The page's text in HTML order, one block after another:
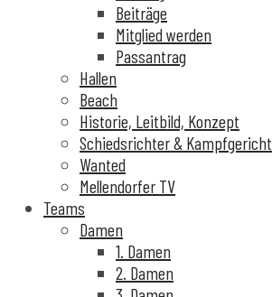
Beiträge
Mitglied werden
Passantrag
Hallen
Beach
Historie, Leitbild, Konzept
Schiedsrichter & Kampfgericht
Wanted
Mellendorfer TV
Teams
Damen
1. Damen
2. Damen